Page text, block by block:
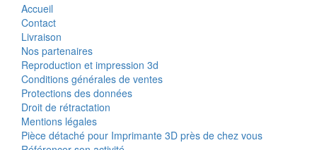
Accueil
Contact
Livraison
Nos partenaires
Reproduction et impression 3d
Conditions générales de ventes
Protections des données
Droit de rétractation
Mentions légales
Pièce détaché pour Imprimante 3D près de chez vous